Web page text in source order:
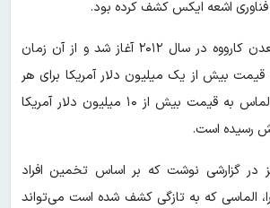
فناوری اشعه ایکس کشف کرده بود.
استخراج الماس از معدن کارووه در سال ۲۰۱۲ آغاز شد و از آن زمان
الماس به قیمت بیش از یک میلیون دلار آمریکا برای هر
الماس و بیش از ۱۱ الماس به قیمت بیش از ۱۰ میلیون دلار آمریکا
رسیده است.
در گزارشی نوشت که بر اساس تخمین افراد
الماسی که به تازگی کشف شده است می‌تواند